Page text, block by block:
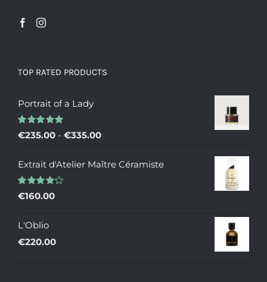
TOP RATED PRODUCTS
Portrait of a Lady
Valutato
5.00 su 5
€235.00 - €335.00Fascia
prezzo:
Extrait d'Atelier Maître Céramiste
Valutato
4.00
€160.00
L'Oblio
€220.00